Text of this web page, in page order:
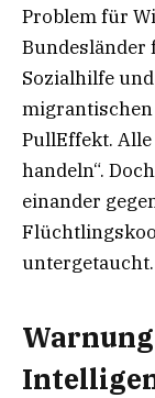
Problem für
Bundesländer
Sozialhilfe
migrantischen
PullEffekt. Alle
handeln“.
einander
untergetaucht.